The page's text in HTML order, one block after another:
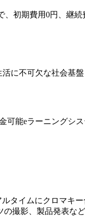
初期費用0円、継
に不可欠な社会基
能eラーニングシ
タイムにクロマキ
撮影、製品発表な